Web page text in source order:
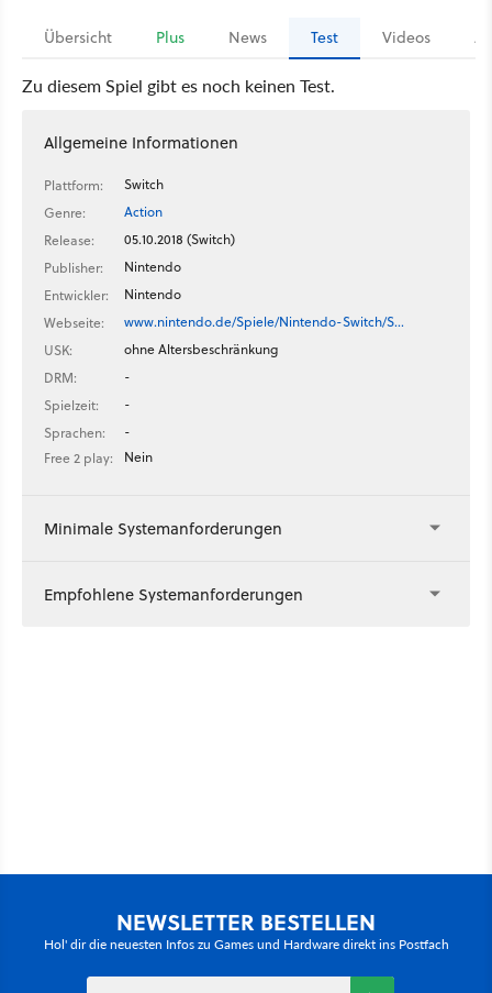
Übersicht Plus News Test Videos
Zu diesem Spiel gibt es noch keinen Test.
Allgemeine Informationen
Plattform:
Switch
Genre:
Action
Release:
05.10.2018 (Switch)
Publisher:
Nintendo
Entwickler:
Nintendo
Webseite:
www.nintendo.de/Spiele/Nintendo-Switch/S…
USK:
ohne Altersbeschränkung
DRM:
-
Spielzeit:
-
Sprachen:
-
Free 2 play:
Nein
Minimale Systemanforderungen
Empfohlene Systemanforderungen
NEWSLETTER BESTELLEN
Hol' dir die neuesten Infos zu Games und Hardware direkt ins Postfach